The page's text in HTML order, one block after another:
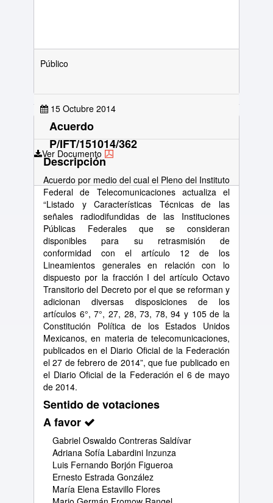
Público
15 Octubre 2014
Ver Documento
Acuerdo
P/IFT/151014/362
Descripción
Acuerdo por medio del cual el Pleno del Instituto
Federal de Telecomunicaciones actualiza el
“Listado y Características Técnicas de las
señales radiodifundidas de las Instituciones
Públicas Federales que se consideran
disponibles para su retrasmisión de
conformidad con el artículo 12 de los
Lineamientos generales en relación con lo
dispuesto por la fracción I del artículo Octavo
Transitorio del Decreto por el que se reforman y
adicionan diversas disposiciones de los
artículos 6°, 7°, 27, 28, 73, 78, 94 y 105 de la
Constitución Política de los Estados Unidos
Mexicanos, en materia de telecomunicaciones,
publicados en el Diario Oficial de la Federación
el 27 de febrero de 2014”, que fue publicado en
el Diario Oficial de la Federación el 6 de mayo
de 2014.
Sentido de votaciones
A favor
Gabriel Oswaldo Contreras Saldívar
Adriana Sofía Labardini Inzunza
Luis Fernando Borjón Figueroa
Ernesto Estrada González
María Elena Estavillo Flores